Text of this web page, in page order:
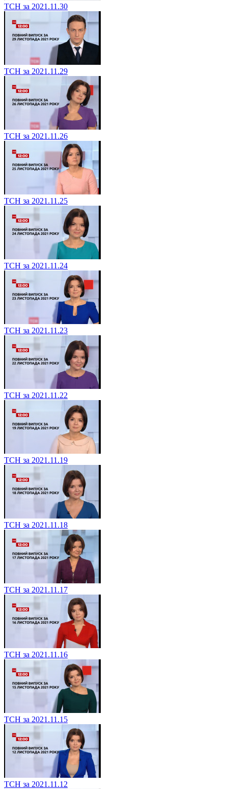
ТСН за 2021.11.30
ТСН за 2021.11.29
ТСН за 2021.11.26
ТСН за 2021.11.25
ТСН за 2021.11.24
ТСН за 2021.11.23
ТСН за 2021.11.22
ТСН за 2021.11.19
ТСН за 2021.11.18
ТСН за 2021.11.17
ТСН за 2021.11.16
ТСН за 2021.11.15
ТСН за 2021.11.12